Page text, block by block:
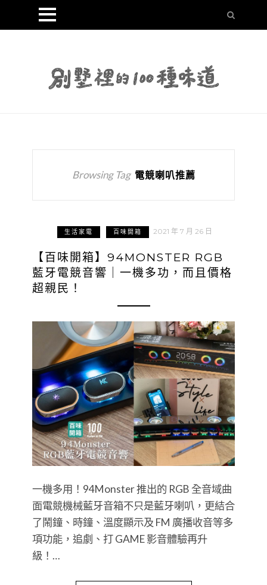
Browsing Tag 電競喇叭推薦
生活家電 百味開箱 2021 年 7 月 26 日
【百味開箱】94MONSTER RGB
藍牙電競音響｜一機多功，而且價格
超親民！
一機多用！94Monster 推出的 RGB 全音域曲
面電競機械藍牙音箱不只是藍牙喇叭，更結合
了鬧鐘、時鐘、溫度顯示及 FM 廣播收音等多
項功能，追劇、打 GAME 影音體驗再升
級！…